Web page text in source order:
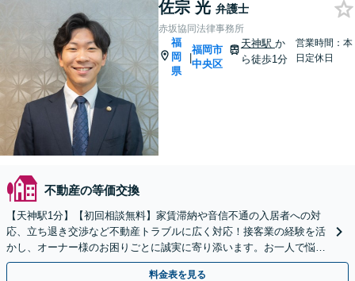
佐宗 光 弁護士
赤坂協同法律事務所
福
岡
県
|
福岡市
中央区
天神駅 か
ら徒歩1分
営業時間：本
日定休日
不動産の等価交換
【天神駅1分】【初回相談無料】家賃滞納や音信不通の入居者への対
応、立ち退き交渉など不動産トラブルに広く対応！接客業の経験を活
かし、オーナー様のお困りごとに誠実に寄り添います。お一人で悩ま
ずに、まずはご相談ください。【夜間・休日相談可】
料金表を見る